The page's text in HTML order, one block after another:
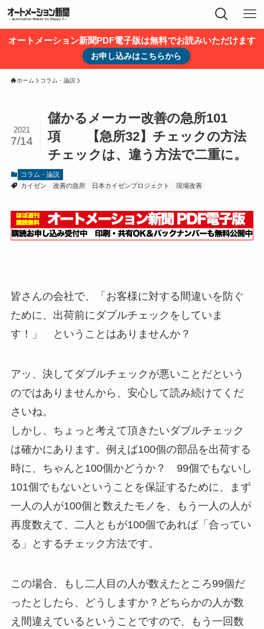
オートメーション新聞PDF電子版は無料でお読みいただけます
お申し込みはこちらから
ホーム コラム・論説
儲かるメーカー改善の急所101
項 【急所32】チェックの方法
チェックは、違う方法で二重に。
2021
7/14
コラム・論説
カイゼン
改善の急所 日本カイゼンプロジェクト 現場改善
皆さんの会社で、「お客様に対する間違いを防ぐ
ために、出荷前にダブルチェックをしていま
す！」 ということはありませんか？
アッ、決してダブルチェックが悪いことだという
のではありませんから、安心して読み続けてくだ
さいね。
しかし、ちょっと考えて頂きたいダブルチェック
は確かにあります。例えば100個の部品を出荷する
時に、ちゃんと100個かどうか？ 99個でもないし
101個でもないということを保証するために、まず
一人の人が100個と数えたモノを、もう一人の人が
再度数えて、二人ともが100個であれば「合ってい
る」とするチェック方法です。
この場合、もし二人目の人が数えたところ99個だ
ったとしたら、どうしますか？どちらかの人が数
え間違えているということですので、もう一回数